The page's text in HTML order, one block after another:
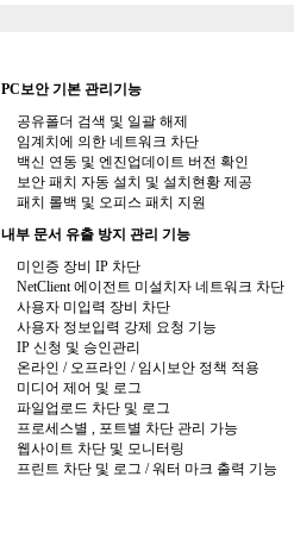
PC보안 기본 관리기능
공유폴더 검색 및 일괄 해제
임계치에 의한 네트워크 차단
백신 연동 및 엔진업데이트 버전 확인
보안 패치 자동 설치 및 설치현황 제공
패치 롤백 및 오피스 패치 지원
내부 문서 유출 방지 관리 기능
미인증 장비 IP 차단
NetClient 에이전트 미설치자 네트워크 차단
사용자 미입력 장비 차단
사용자 정보입력 강제 요청 기능
IP 신청 및 승인관리
온라인 / 오프라인 / 임시보안 정책 적용
미디어 제어 및 로그
파일업로드 차단 및 로그
프로세스별 , 포트별 차단 관리 가능
웹사이트 차단 및 모니터링
프린트 차단 및 로그 / 워터 마크 출력 기능